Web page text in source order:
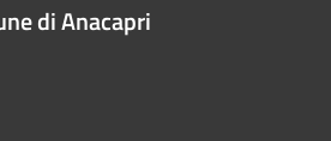
di Anacapri